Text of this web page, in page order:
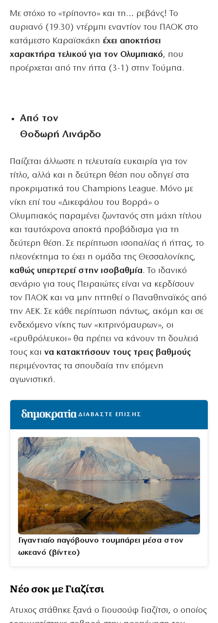
Με στόχο το «τρίποντο» και τη… ρεβάνς! Το
αυριανό (19.30) ντέρμπι εναντίον του ΠΑΟΚ στο
κατάμεστο Καραϊσκάκη έχει αποκτήσει
χαρακτήρα τελικού για τον Ολυμπιακό, που
προέρχεται από την ήττα (3-1) στην Τούμπα.
Από τον
Θοδωρή Λινάρδο
Παίζεται άλλωστε η τελευταία ευκαιρία για τον
τίτλο, αλλά και η δεύτερη θέση που οδηγεί στα
προκριματικά του Champions League. Μόνο με
νίκη επί του «Δικεφάλου του Βορρά» ο
Ολυμπιακός παραμένει ζωντανός στη μάχη τίτλου
και ταυτόχρονα αποκτά προβάδισμα για τη
δεύτερη θέση. Σε περίπτωση ισοπαλίας ή ήττας, το
πλεονέκτημα το έχει η ομάδα της Θεσσαλονίκης,
καθώς υπερτερεί στην ισοβαθμία. Το ιδανικό
σενάριο για τους Πειραιώτες είναι να κερδίσουν
τον ΠΑΟΚ και να μην ηττηθεί ο Παναθηναϊκός από
την ΑΕΚ. Σε κάθε περίπτωση πάντως, ακόμη και σε
ενδεχόμενο νίκης των «κιτρινόμαυρων», οι
«ερυθρόλευκοι» θα πρέπει να κάνουν τη δουλειά
τους και να κατακτήσουν τους τρεις βαθμούς
περιμένοντας τα σπουδαία την επόμενη
αγωνιστική.
ΔΙΑΒΑΣΤΕ ΕΠΙΣΗΣ
Γιγαντιαίο παγόβουνο τουμπάρει μέσα στον
ωκεανό (βίντεο)
Νέο σοκ με Γιαζίτσι
Ατυχος στάθηκε ξανά ο Γιουσούφ Γιαζίτσι, ο οποίος